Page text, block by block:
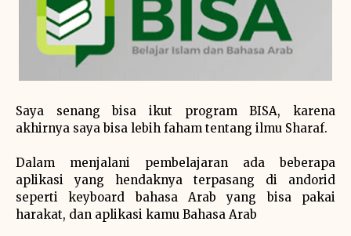
Saya senang bisa ikut program BISA, karena
akhirnya saya bisa lebih faham tentang ilmu Sharaf.
Dalam menjalani pembelajaran ada beberapa
aplikasi yang hendaknya terpasang di andorid
seperti keyboard bahasa Arab yang bisa pakai
harakat, dan aplikasi kamu Bahasa Arab